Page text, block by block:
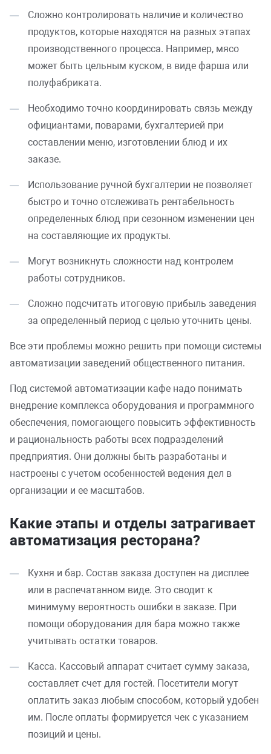
Сложно контролировать наличие и количество
продуктов, которые находятся на разных этапах
производственного процесса. Например, мясо
может быть цельным куском, в виде фарша или
полуфабриката.
Необходимо точно координировать связь между
официантами, поварами, бухгалтерией при
составлении меню, изготовлении блюд и их
заказе.
Использование ручной бухгалтерии не позволяет
быстро и точно отслеживать рентабельность
определенных блюд при сезонном изменении цен
на составляющие их продукты.
Могут возникнуть сложности над контролем
работы сотрудников.
Сложно подсчитать итоговую прибыль заведения
за определенный период с целью уточнить цены.
Все эти проблемы можно решить при помощи системы
автоматизации заведений общественного питания.
Под системой автоматизации кафе надо понимать
внедрение комплекса оборудования и программного
обеспечения, помогающего повысить эффективность
и рациональность работы всех подразделений
предприятия. Они должны быть разработаны и
настроены с учетом особенностей ведения дел в
организации и ее масштабов.
Какие этапы и отделы затрагивает
автоматизация ресторана?
Кухня и бар. Состав заказа доступен на дисплее
или в распечатанном виде. Это сводит к
минимуму вероятность ошибки в заказе. При
помощи оборудования для бара можно также
учитывать остатки товаров.
Касса. Кассовый аппарат считает сумму заказа,
составляет счет для гостей. Посетители могут
оплатить заказ любым способом, который удобен
им. После оплаты формируется чек с указанием
позиций и цены.